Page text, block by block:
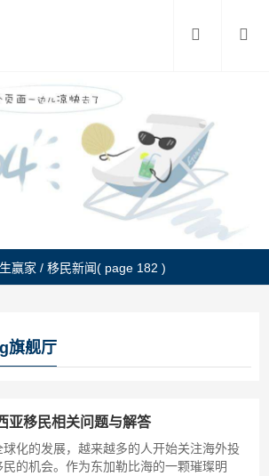
赢家 /移民新闻( page 182 )
旗舰厅
亚移民相关问题与解答
球化的发展，越来越多的人开始关注海外投
民的机会。作为东加勒比海的一颗璀璨明